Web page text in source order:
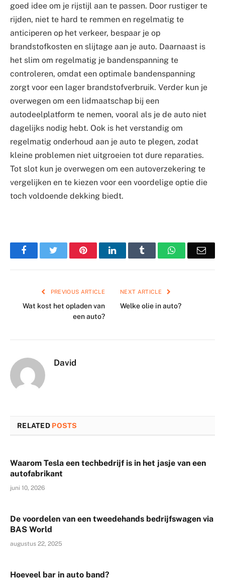
goed idee om je rijstijl aan te passen. Door rustiger te
rijden, niet te hard te remmen en regelmatig te
anticiperen op het verkeer, bespaar je op
brandstofkosten en slijtage aan je auto. Daarnaast is
het slim om regelmatig je bandenspanning te
controleren, omdat een optimale bandenspanning
zorgt voor een lager brandstofverbruik. Verder kun je
overwegen om een lidmaatschap bij een
autodeelplatform te nemen, vooral als je de auto niet
dagelijks nodig hebt. Ook is het verstandig om
regelmatig onderhoud aan je auto te plegen, zodat
kleine problemen niet uitgroeien tot dure reparaties.
Tot slot kun je overwegen om een autoverzekering te
vergelijken en te kiezen voor een voordelige optie die
toch voldoende dekking biedt.
FacebookTwitter PinterestLinkedIn Tumblr WhatsApp
PREVIOUS ARTICLE
Wat kost het opladen van
een auto?
NEXT ARTICLE
Welke olie in auto?
David
RELATED POSTS
Waarom Tesla een techbedrijf is in het jasje van een
autofabrikant
juni 10, 2026
De voordelen van een tweedehands bedrijfswagen via
BAS World
augustus 22, 2025
Hoeveel bar in auto band?